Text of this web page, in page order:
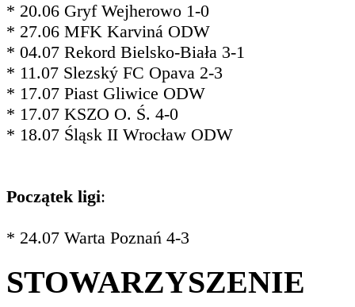
* 20.06 Gryf Wejherowo 1-0
* 27.06 MFK Karviná ODW
* 04.07 Rekord Bielsko-Biała 3-1
* 11.07 Slezský FC Opava 2-3
* 17.07 Piast Gliwice ODW
* 17.07 KSZO O. Ś. 4-0
* 18.07 Śląsk II Wrocław ODW
Początek ligi:
* 24.07 Warta Poznań 4-3
STOWARZYSZENIE